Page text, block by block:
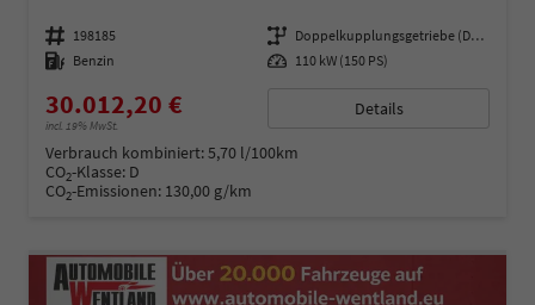
Fahrzeugnummer 198185 Getriebe
Doppelkupplungsgetriebe (DSG)
Kraftstoff Benzin Leistung 110 kW (150 PS)
30.012,20 €
incl. 19% MwSt.
Details
Verbrauch kombiniert:5,70 l/100km
CO2-Klasse: D
CO2-Emissionen: 130,00 g/km